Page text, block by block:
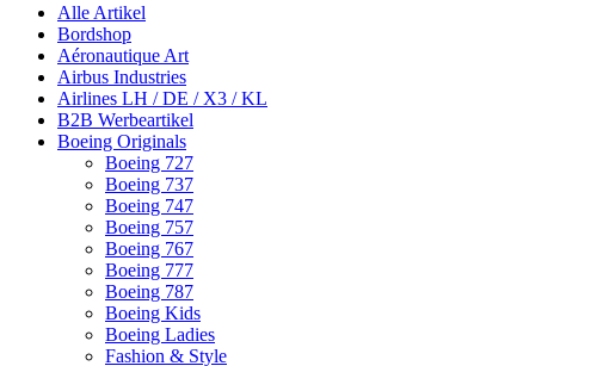
Alle Artikel
Bordshop
Aéronautique Art
Airbus Industries
Airlines LH / DE / X3 / KL
B2B Werbeartikel
Boeing Originals
Boeing 727
Boeing 737
Boeing 747
Boeing 757
Boeing 767
Boeing 777
Boeing 787
Boeing Kids
Boeing Ladies
Fashion & Style